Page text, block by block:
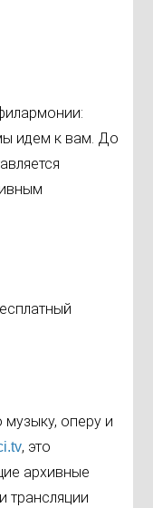
идем к вам. До
оперу и
, это
архивные
трансляции